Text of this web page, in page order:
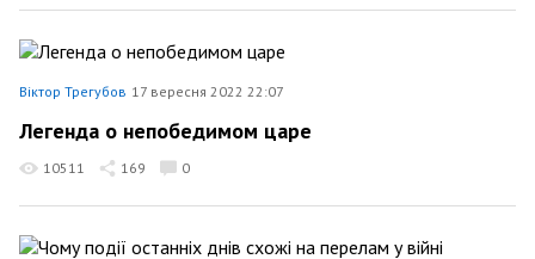
Віктор Трегубов 17 вересня 2022 22:07
Легенда о непобедимом царе
10511 169 0